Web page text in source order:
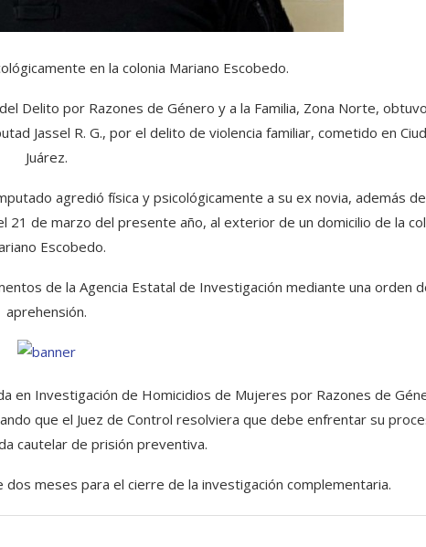
en la colonia Mariano Escobedo.
Delito por Razones de Género y a la Familia, Zona Norte,
Jassel R. G., por el delito de violencia familiar, cometido en
Juárez.
agredió física y psicológicamente a su ex novia, además de
de marzo del presente año, al exterior de un domicilio de la
Escobedo.
de la Agencia Estatal de Investigación mediante una orden
aprehensión.
en Investigación de Homicidios de Mujeres por Razones de
que el Juez de Control resolviera que debe enfrentar su
cautelar de prisión preventiva.
dos meses para el cierre de la investigación complementaria.